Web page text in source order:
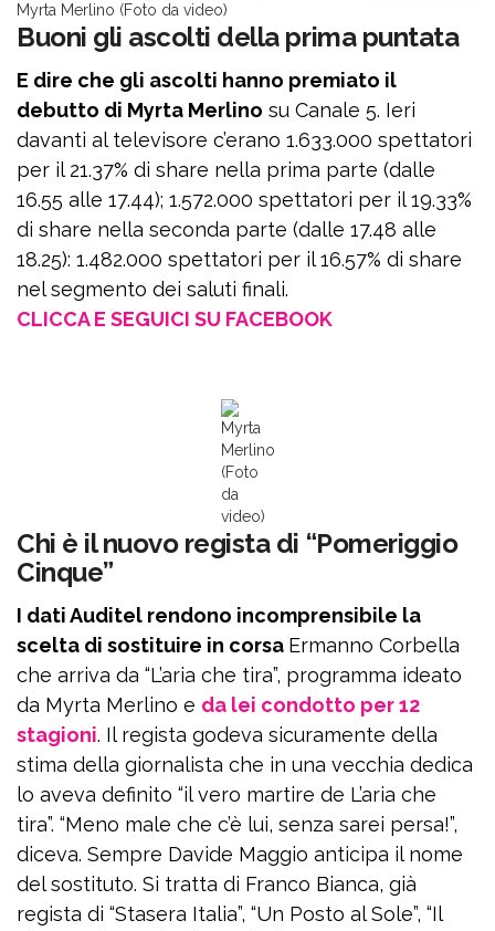
Myrta Merlino (Foto da video)
Buoni gli ascolti della prima puntata
E dire che gli ascolti hanno premiato il
debutto di Myrta Merlino su Canale 5. Ieri
davanti al televisore c’erano 1.633.000 spettatori
per il 21.37% di share nella prima parte (dalle
16.55 alle 17.44); 1.572.000 spettatori per il 19.33%
di share nella seconda parte (dalle 17.48 alle
18.25): 1.482.000 spettatori per il 16.57% di share
nel segmento dei saluti finali.
CLICCA E SEGUICI SU FACEBOOK
Myrta
Merlino
(Foto
da
video)
Chi è il nuovo regista di “Pomeriggio
Cinque”
I dati Auditel rendono incomprensibile la
scelta di sostituire in corsa Ermanno Corbella
che arriva da “L’aria che tira”, programma ideato
da Myrta Merlino e da lei condotto per 12
stagioni. Il regista godeva sicuramente della
stima della giornalista che in una vecchia dedica
lo aveva definito “il vero martire de L’aria che
tira”. “Meno male che c’è lui, senza sarei persa!”,
diceva. Sempre Davide Maggio anticipa il nome
del sostituto. Si tratta di Franco Bianca, già
regista di “Stasera Italia”, “Un Posto al Sole”, “Il